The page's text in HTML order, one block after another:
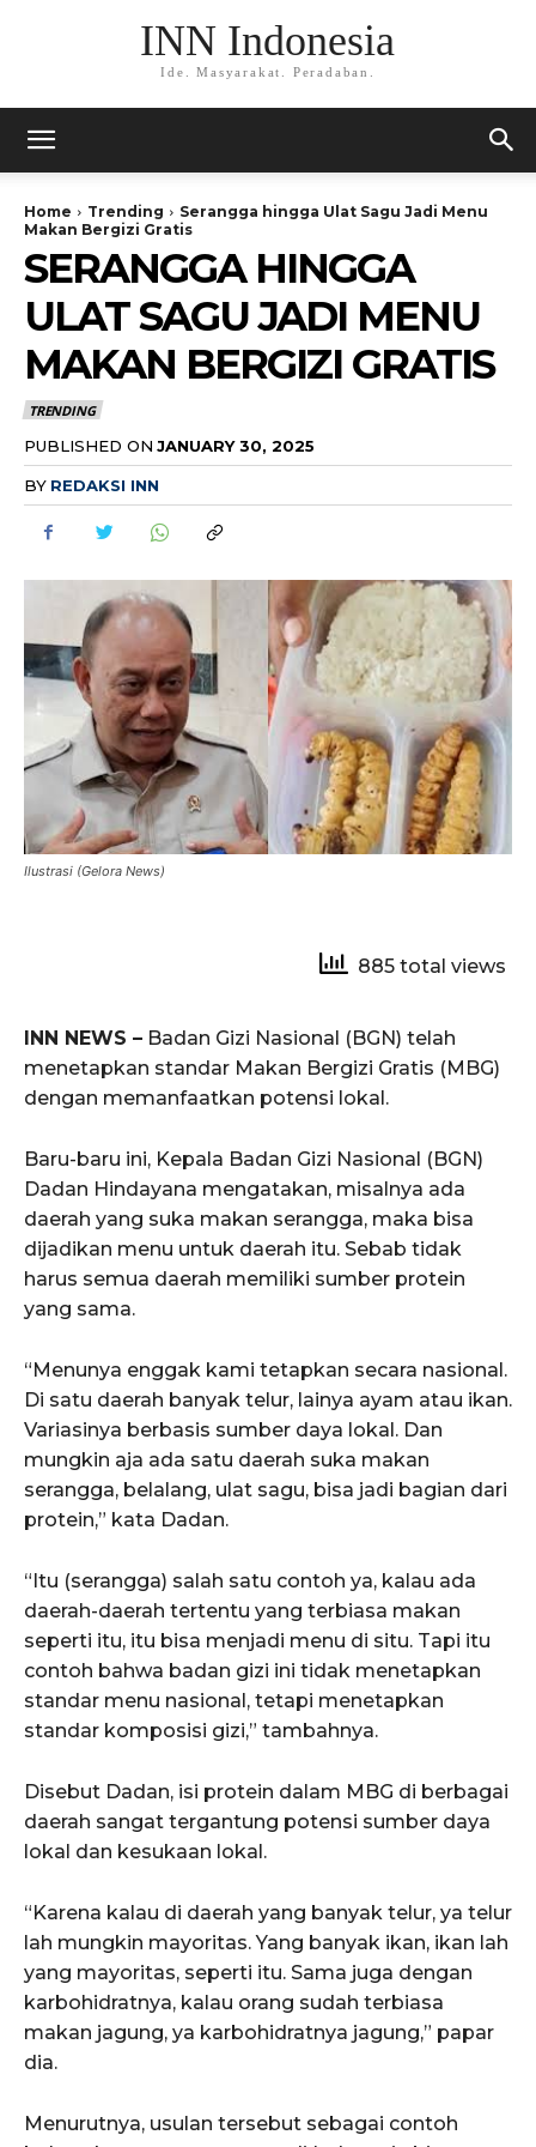
INN Indonesia
Ide. Masyarakat. Peradaban.
Home Trending
Serangga hingga Ulat Sagu Jadi Menu
Makan Bergizi Gratis
SERANGGA HINGGA
ULAT SAGU JADI MENU
MAKAN BERGIZI GRATIS
TRENDING
PUBLISHED ON JANUARY 30, 2025
BY REDAKSI INN
Ilustrasi (Gelora News)
885 total views
INN NEWS – Badan Gizi Nasional (BGN) telah
menetapkan standar Makan Bergizi Gratis (MBG)
dengan memanfaatkan potensi lokal.
Baru-baru ini, Kepala Badan Gizi Nasional (BGN)
Dadan Hindayana mengatakan, misalnya ada
daerah yang suka makan serangga, maka bisa
dijadikan menu untuk daerah itu. Sebab tidak
harus semua daerah memiliki sumber protein
yang sama.
“Menunya enggak kami tetapkan secara nasional.
Di satu daerah banyak telur, lainya ayam atau ikan.
Variasinya berbasis sumber daya lokal. Dan
mungkin aja ada satu daerah suka makan
serangga, belalang, ulat sagu, bisa jadi bagian dari
protein,” kata Dadan.
“Itu (serangga) salah satu contoh ya, kalau ada
daerah-daerah tertentu yang terbiasa makan
seperti itu, itu bisa menjadi menu di situ. Tapi itu
contoh bahwa badan gizi ini tidak menetapkan
standar menu nasional, tetapi menetapkan
standar komposisi gizi,” tambahnya.
Disebut Dadan, isi protein dalam MBG di berbagai
daerah sangat tergantung potensi sumber daya
lokal dan kesukaan lokal.
“Karena kalau di daerah yang banyak telur, ya telur
lah mungkin mayoritas. Yang banyak ikan, ikan lah
yang mayoritas, seperti itu. Sama juga dengan
karbohidratnya, kalau orang sudah terbiasa
makan jagung, ya karbohidratnya jagung,” papar
dia.
Menurutnya, usulan tersebut sebagai contoh